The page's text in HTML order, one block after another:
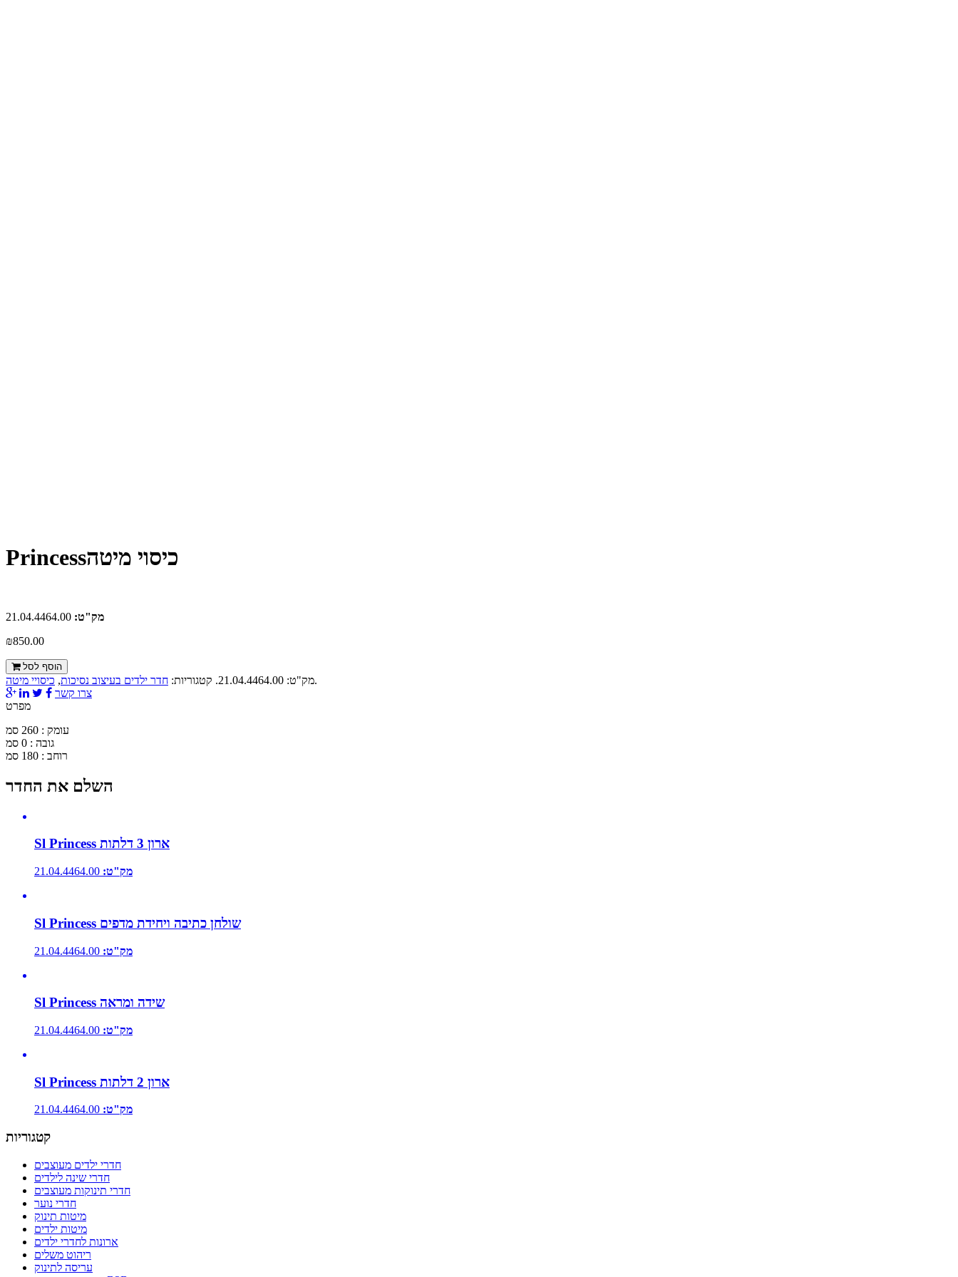
Princessכיסוי מיטה
מק"ט:
₪850.00
הוסף לסל
מק"ט: 21.04.4464.00
. קטגוריות: חדר ילדים בעיצוב נסיכות, כיסויי מיטה
.
צרו קשר
מפרט
עומק : 260 סמ
גובה : 0 סמ
רוחב : 180 סמ
השלם את החדר
Sl Princess ארון 3 דלתות
מק"ט:
Sl Princess שולחן כתיבה ויחידת מדפים
מק"ט:
Sl Princess שידה ומראה
מק"ט:
Sl Princess ארון 2 דלתות
מק"ט:
קטגוריות
חדרי ילדים מעוצבים
חדרי שינה לילדים
חדרי תינוקות מעוצבים
חדרי נוער
מיטות תינוק
מיטות ילדים
ארונות לחדרי ילדים
ריהוט משלים
עריסה לתינוק